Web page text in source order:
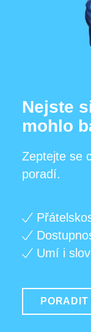
Nejste
mohlo
Zeptejte se
poradí.
Umí i
PORADIT